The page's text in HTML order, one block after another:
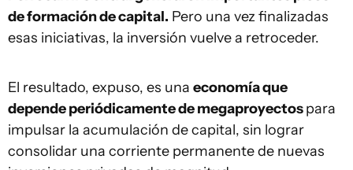
de formación de capital. Pero una vez finalizadas
esas iniciativas, la inversión vuelve a retroceder.
El resultado, expuso, es una economía que
depende periódicamente de megaproyectospara
impulsar la acumulación de capital, sin lograr
consolidar una corriente permanente de nuevas